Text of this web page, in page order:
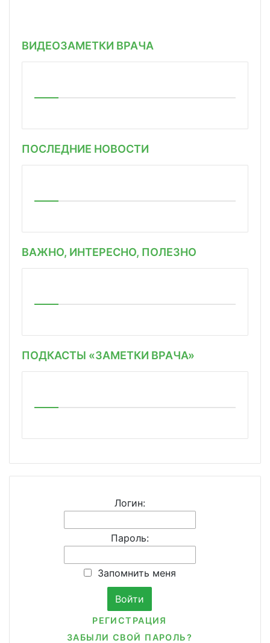
ВИДЕОЗАМЕТКИ ВРАЧА
ПОСЛЕДНИЕ НОВОСТИ
ВАЖНО, ИНТЕРЕСНО, ПОЛЕЗНО
ПОДКАСТЫ «ЗАМЕТКИ ВРАЧА»
Логин:
Пароль:
Запомнить меня
РЕГИСТРАЦИЯ
ЗАБЫЛИ СВОЙ ПАРОЛЬ?